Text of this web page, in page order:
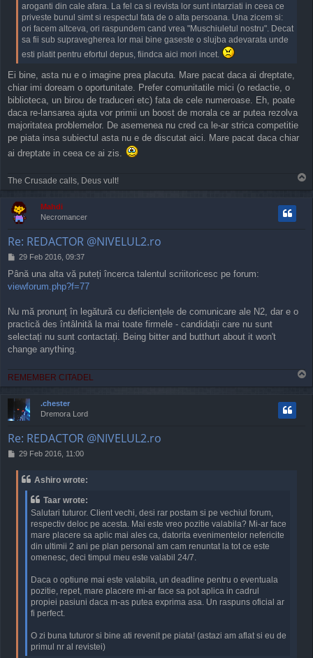
aroganti din cale afara. La fel ca si revista lor sunt intarziati in ceea ce
priveste bunul simt si respectul fata de o alta persoana. Una zicem si:
ori facem altceva, ori raspundem cand vrea "Muschiuletul nostru". Decat
sa fii sub supravegherea lor mai bine gaseste o slujba adevarata unde
esti platit pentru efortul depus, fiindca aici mori incet.
Ei bine, asta nu e o imagine prea placuta. Mare pacat daca ai dreptate,
chiar imi doream o oportunitate. Prefer comunitatile mici (o redactie, o
biblioteca, un birou de traduceri etc) fata de cele numeroase. Eh, poate
daca re-lansarea ajuta vor primii un boost de morala ce ar putea rezolva
majoritatea problemelor. De asemenea nu cred ca le-ar strica competitie
pe piata insa subiectul asta nu e de discutat aici. Mare pacat daca chiar
ai dreptate in ceea ce ai zis.
The Crusade calls, Deus vult!
Mahdi
Necromancer
Re: REDACTOR @NIVELUL2.ro
P
s
t
29 Feb 2016, 09:37
Până una alta vă puteți încerca talentul scriitoricesc pe forum:
viewforum.php?f=77
Nu mă pronunț în legătură cu deficiențele de comunicare ale N2, dar e o
practică des întâlnită la mai toate firmele - candidații care nu sunt
selectați nu sunt contactați. Being bitter and butthurt about it won't
change anything.
REMEMBER CITADEL
o
.chester
Dremora Lord
Re: REDACTOR @NIVELUL2.ro
P29 Feb 2016, 11:00
Ashiro wrote:
Taar wrote:
Salutari tuturor. Client vechi, desi rar postam si pe vechiul forum,
respectiv deloc pe acesta. Mai este vreo pozitie valabila? Mi-ar face
mare placere sa aplic mai ales ca, datorita evenimentelor nefericite
din ultimii 2 ani pe plan personal am cam renuntat la tot ce este
omenesc, deci timpul meu este valabil 24/7.
Daca o optiune mai este valabila, un deadline pentru o eventuala
pozitie, repet, mare placere mi-ar face sa pot aplica in cadrul
propiei pasiuni daca m-as putea exprima asa. Un raspuns oficial ar
fi perfect.
O zi buna tuturor si bine ati revenit pe piata! (astazi am aflat si eu de
primul nr al revistei)